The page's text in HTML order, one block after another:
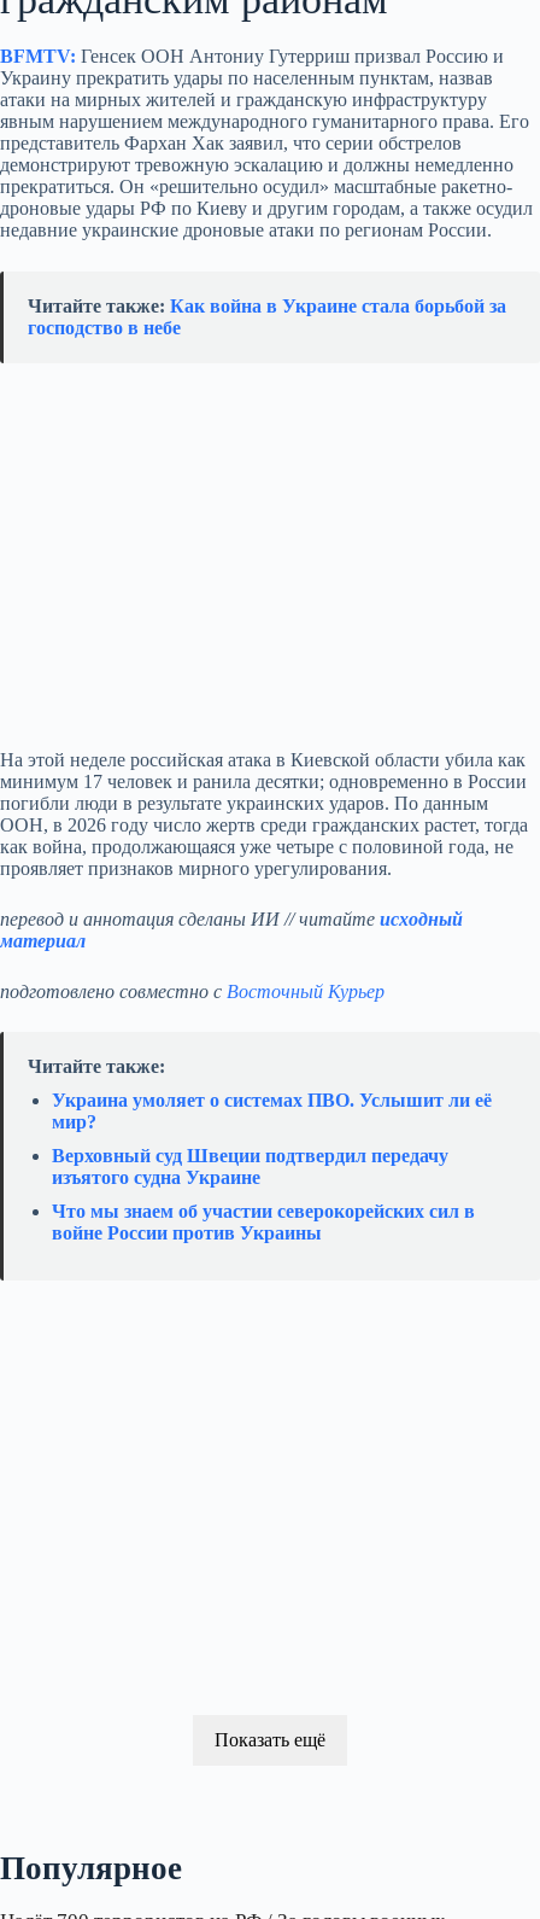
BFMTV: Генсек ООН Антониу Гутерриш призвал Россию и
Украину прекратить удары по населенным пунктам, назвав
атаки на мирных жителей и гражданскую инфраструктуру
явным нарушением международного гуманитарного права. Его
представитель Фархан Хак заявил, что серии обстрелов
демонстрируют тревожную эскалацию и должны немедленно
прекратиться. Он «решительно осудил» масштабные ракетно-
дроновые удары РФ по Киеву и другим городам, а также осудил
недавние украинские дроновые атаки по регионам России.
Читайте также: Как война в Украине стала борьбой за
господство в небе
На этой неделе российская атака в Киевской области убила как
минимум 17 человек и ранила десятки; одновременно в России
погибли люди в результате украинских ударов. По данным
ООН, в 2026 году число жертв среди гражданских растет, тогда
как война, продолжающаяся уже четыре с половиной года, не
проявляет признаков мирного урегулирования.
перевод и аннотация сделаны ИИ // читайте исходный
материал
подготовлено совместно с Восточный Курьер
Читайте также:
Украина умоляет о системах ПВО. Услышит ли её
мир?
Верховный суд Швеции подтвердил передачу
изъятого судна Украине
Что мы знаем об участии северокорейских сил в
войне России против Украины
Показать ещё
Популярное